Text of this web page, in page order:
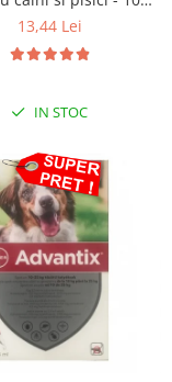
comprimate
13,44 Lei
IN STOC